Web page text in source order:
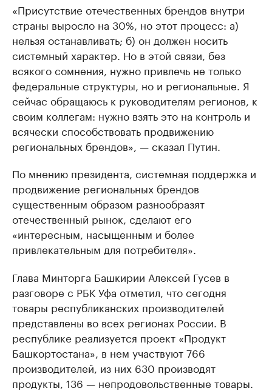
«Присутствие отечественных брендов внутри
страны выросло на 30%, но этот процесс: а)
нельзя останавливать; б) он должен носить
системный характер. Но в этой связи, без
всякого сомнения, нужно привлечь не только
федеральные структуры, но и региональные. Я
сейчас обращаюсь к руководителям регионов, к
своим коллегам: нужно взять это на контроль и
всячески способствовать продвижению
региональных брендов», — сказал Путин.
По мнению президента, системная поддержка и
продвижение региональных брендов
существенным образом разнообразят
отечественный рынок, сделают его
«интересным, насыщенным и более
привлекательным для потребителя».
Глава Минторга Башкирии Алексей Гусев в
разговоре с РБК Уфа отметил, что сегодня
товары республиканских производителей
представлены во всех регионах России. В
республике реализуется проект «Продукт
Башкортостана», в нем участвуют 766
производителей, из них 630 производят
продукты, 136 — непродовольственные товары.